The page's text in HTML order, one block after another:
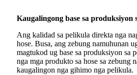
Kaugalingong base sa produksiyon
Ang kalidad sa pelikula direkta nga
hose. Busa, ang zebung namuhunan
magtukod ug base sa produksiyon sa
nga mga produkto sa hose sa zebung
kaugalingon nga gihimo nga pelikula.